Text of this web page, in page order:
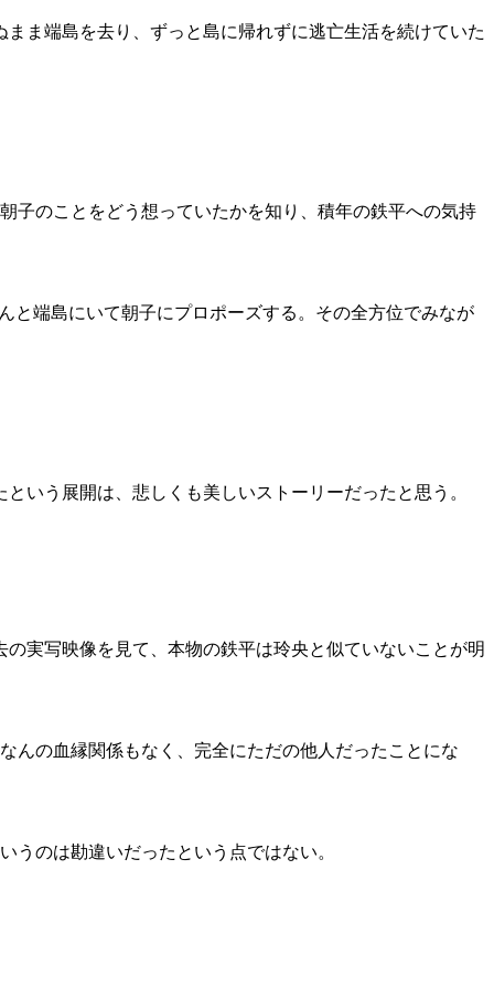
ま端島を去り、ずっと島に帰れずに逃亡生活を続けていた
のことをどう想っていたかを知り、積年の鉄平への気持
端島にいて朝子にプロポーズする。その全方位でみなが
いう展開は、悲しくも美しいストーリーだったと思う。
実写映像を見て、本物の鉄平は玲央と似ていないことが明
の血縁関係もなく、完全にただの他人だったことにな
のは勘違いだったという点ではない。